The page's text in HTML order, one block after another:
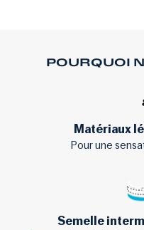
POURQUOI
Matériaux
Pour une
Semelle